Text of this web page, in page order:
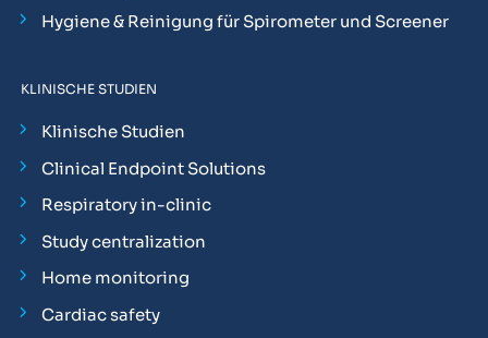
Hygiene & Reinigung für Spirometer und Screener
KLINISCHE STUDIEN
Klinische Studien
Clinical Endpoint Solutions
Respiratory in-clinic
Study centralization
Home monitoring
Cardiac safety